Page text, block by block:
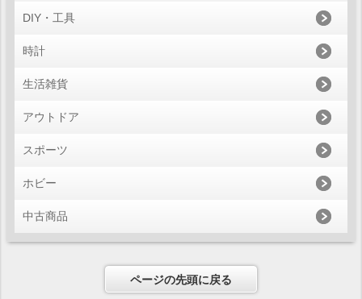
DIY・工具
時計
生活雑貨
アウトドア
スポーツ
ホビー
中古商品
ページの先頭に戻る